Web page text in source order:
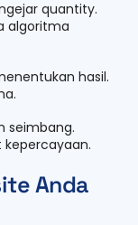
quantity.
algoritma
hasil.
seimbang.
kepercayaan.
Anda